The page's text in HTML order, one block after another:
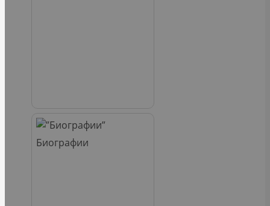
Биографии